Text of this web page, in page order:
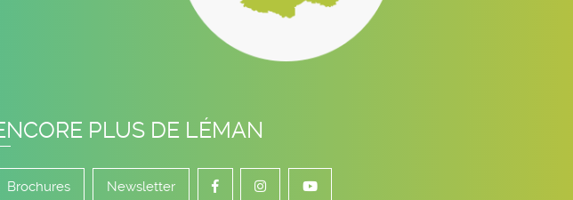
PLUS DE LÉMAN
Brochures Newsletter